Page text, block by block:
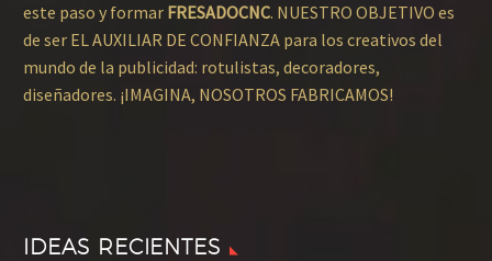
este paso y formar FRESADOCNC. NUESTRO OBJETIVO es
de ser EL AUXILIAR DE CONFIANZA para los creativos del
mundo de la publicidad: rotulistas, decoradores,
diseñadores. ¡IMAGINA, NOSOTROS FABRICAMOS!
IDEAS RECIENTES